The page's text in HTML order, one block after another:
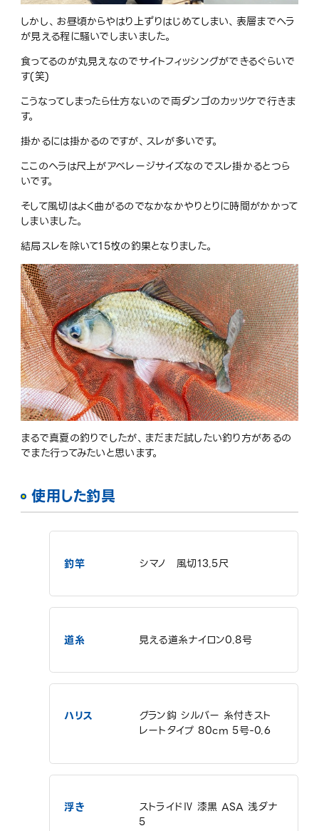
しかし、お昼頃からやはり上ずりはじめてしまい、表層までヘラ
が見える程に騒いでしまいました。
食ってるのが丸見えなのでサイトフィッシングができるぐらいで
す(笑)
こうなってしまったら仕方ないので両ダンゴのカッツケで行きま
す。
掛かるには掛かるのですが、スレが多いです。
ここのヘラは尺上がアベレージサイズなのでスレ掛かるとつら
いです。
そして風切はよく曲がるのでなかなかやりとりに時間がかかって
しまいました。
結局スレを除いて15枚の釣果となりました。
まるで真夏の釣りでしたが、まだまだ試したい釣り方があるの
でまた行ってみたいと思います。
使用した釣具
釣竿 シマノ 風切13.5尺
道糸 見える道糸ナイロン0.8号
ハリス
グラン鈎 シルバー 糸付きスト
レートタイプ 80cm 5号-0.6
浮き
ストライドⅣ 漆黒 ASA 浅ダナ
5